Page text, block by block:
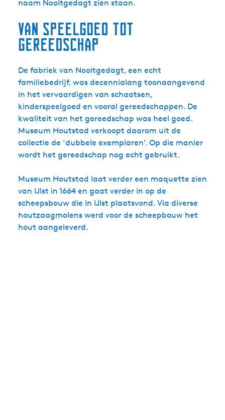
naam Nooitgedagt zien staan.
Van speelgoed tot
gereedschap
De fabriek van Nooitgedagt, een echt
familiebedrijf, was decennialang toonaangevend
in het vervaardigen van schaatsen,
kinderspeelgoed en vooral gereedschappen. De
kwaliteit van het gereedschap was heel goed.
Museum Houtstad verkoopt daarom uit de
collectie de ‘dubbele exemplaren’. Op die manier
wordt het gereedschap nog echt gebruikt.
Museum Houtstad laat verder een maquette zien
van IJlst in 1664 en gaat verder in op de
scheepsbouw die in IJlst plaatsvond. Via diverse
houtzaagmolens werd voor de scheepbouw het
hout aangeleverd.